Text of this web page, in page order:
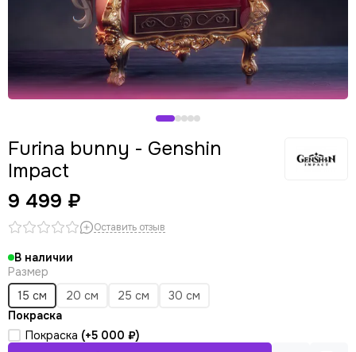
Furina bunny - Genshin
Impact
9 499 ₽
Оставить отзыв
В наличии
Размер
15 см
20 см 25 см
30 см
Покраска
Покраска (+5 000 ₽)